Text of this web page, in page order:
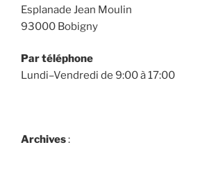
Esplanade Jean Moulin
93000 Bobigny
Par téléphone
Lundi–Vendredi de 9:00 à 17:00
Archives: